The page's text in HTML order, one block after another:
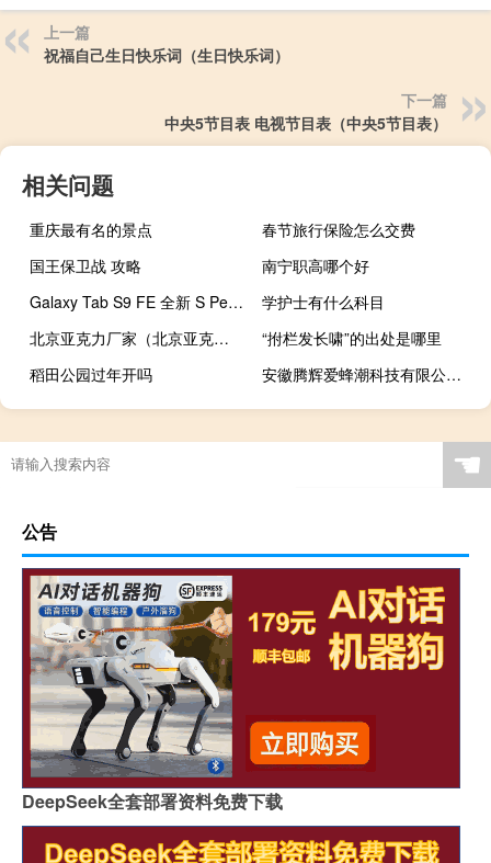
上一篇
祝福自己生日快乐词（生日快乐词）
下一篇
中央5节目表 电视节目表（中央5节目表）
相关问题
重庆最有名的景点
春节旅行保险怎么交费
国王保卫战 攻略
南宁职高哪个好
Galaxy Tab S9 FE 全新 S Pen 带来意想不到的升级
学护士有什么科目
北京亚克力厂家（北京亚克力字）
“拊栏发长啸”的出处是哪里
稻田公园过年开吗
安徽腾辉爱蜂潮科技有限公司(关于安徽腾辉爱蜂潮科技有限公司简述)
☚
公告
DeepSeek全套部署资料免费下载